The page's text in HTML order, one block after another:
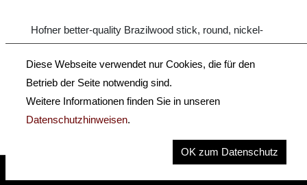
Hofner better-quality Brazilwood stick, round, nickel-
eye, 3-part button.
Size: 4/4 - 3/4
Diese Webseite verwendet nur Cookies, die für den
Betrieb der Seite notwendig sind.
Weitere Informationen finden Sie in unseren
Datenschutzhinweisen.
OK zum Datenschutz